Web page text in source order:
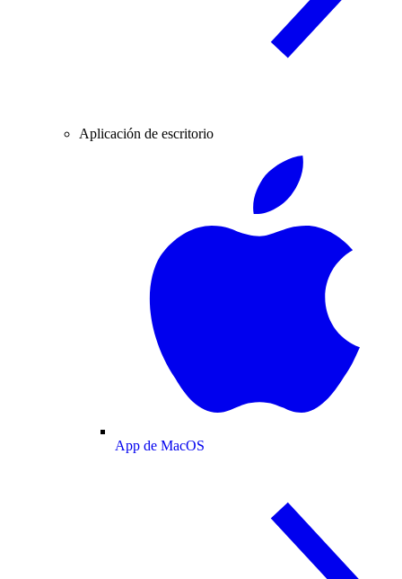
Aplicación de escritorio
App de MacOS